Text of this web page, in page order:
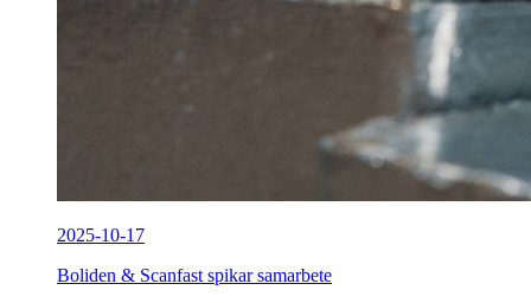
2025-10-17
Boliden & Scanfast spikar samarbete